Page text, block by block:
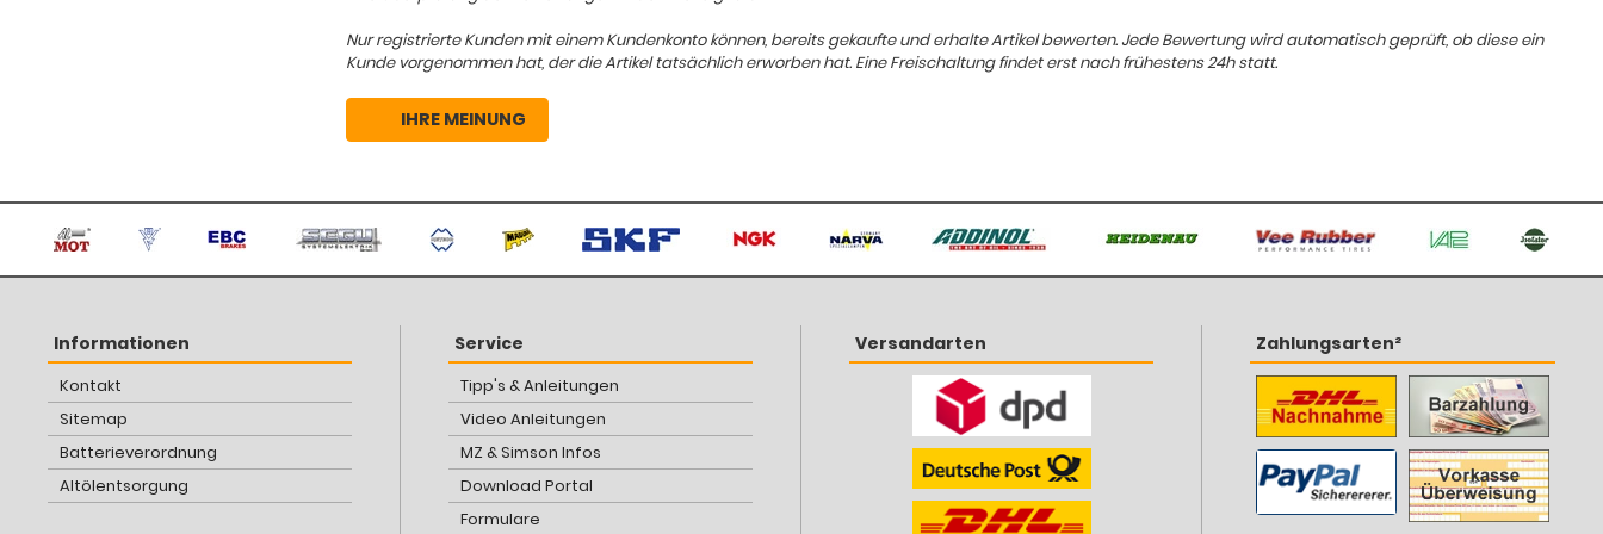
Nur registrierte Kunden mit einem Kundenkonto können, bereits gekaufte und erhalte Artikel bewerten. Jede Bewertung wird automatisch geprüft, ob diese ein
Kunde vorgenommen hat, der die Artikel tatsächlich erworben hat. Eine Freischaltung findet erst nach frühestens 24h statt.
IHRE MEINUNG
Informationen
Kontakt
Sitemap
Batterieverordnung
Altölentsorgung
Service
Tipp's & Anleitungen
Video Anleitungen
MZ & Simson Infos
Download Portal
Formulare
Versandarten Zahlungsarten²